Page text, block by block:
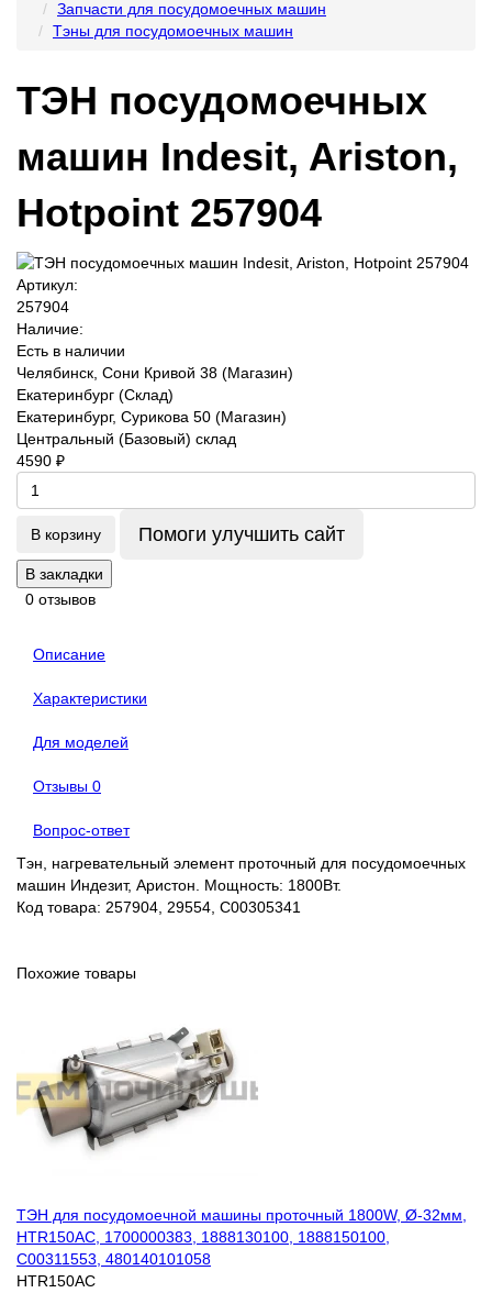
Запчасти для посудомоечных машин
Тэны для посудомоечных машин
ТЭН посудомоечных
машин Indesit, Ariston,
Hotpoint 257904
Артикул:
257904
Наличие:
Есть в наличии
Челябинск, Сони Кривой 38 (Магазин)
Екатеринбург (Склад)
Екатеринбург, Сурикова 50 (Магазин)
Центральный (Базовый) склад
4590 ₽
В корзину Помоги улучшить сайт
В закладки
0 отзывов
Описание
Характеристики
Для моделей
Отзывы 0
Вопрос-ответ
Тэн, нагревательный элемент проточный для посудомоечных
машин Индезит, Аристон. Мощность: 1800Вт.
Код товара: 257904, 29554, C00305341
Похожие товары
ТЭН для посудомоечной машины проточный 1800W, Ø-32мм,
HTR150AC, 1700000383, 1888130100, 1888150100,
C00311553, 480140101058
HTR150AC